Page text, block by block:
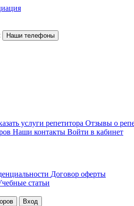
Наши телефоны
услуги репетитора Отзывы о
Наши контакты Войти в кабинет
Договор оферты
статьи
Вход